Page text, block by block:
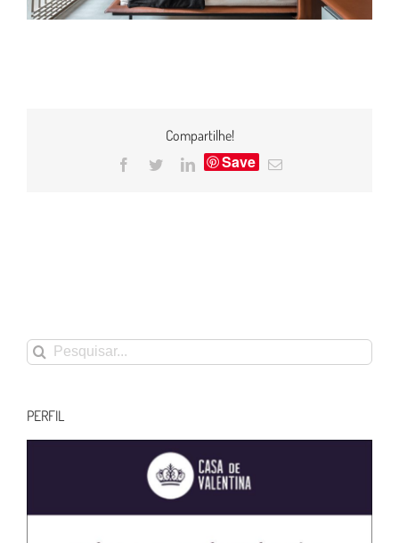
Compartilhe!
Facebook
TwitterLinkedIn
Save
E-
Buscar
resultados
PERFIL